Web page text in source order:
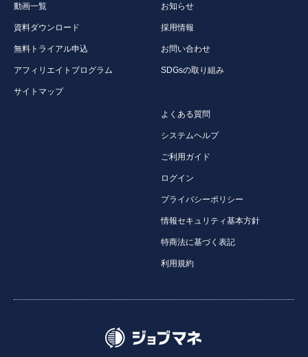
動画一覧
資料ダウンロード
無料トライアル申込
アフィリエイトプログラム
サイトマップ
お知らせ
採用情報
お問い合わせ
SDGsの取り組み
よくある質問
システムヘルプ
ご利用ガイド
ログイン
プライバシーポリシー
情報セキュリティ基本方針
特商法に基づく表記
利用規約